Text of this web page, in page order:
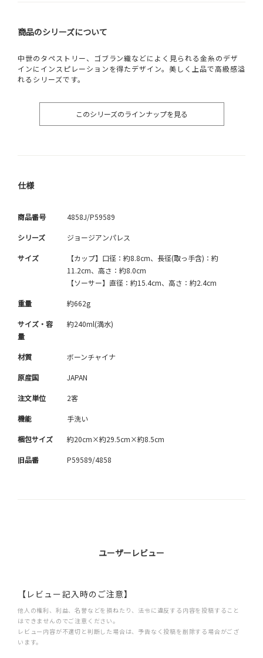
商品のシリーズについて
中世のタペストリー、ゴブラン織などによく見られる金糸のデザ
インにインスピレーションを得たデザイン。美しく上品で高級感溢
れるシリーズです。
このシリーズのラインナップを見る
仕様
商品番号 4858J/P59589
シリーズ ジョージアンパレス
サイズ
【カップ】口径：約8.8cm、長径(取っ手含)：約
11.2cm、高さ：約8.0cm
【ソーサー】直径：約15.4cm、高さ：約2.4cm
重量 約662g
サイズ・容
量
約240ml(満水)
材質 ボーンチャイナ
原産国 JAPAN
注文単位 2客
機能 手洗い
梱包サイズ 約20cm×約29.5cm×約8.5cm
旧品番 P59589/4858
ユーザーレビュー
【レビュー記入時のご注意】
他人の権利、利益、名誉などを損ねたり、法令に違反する内容を投稿すること
はできませんのでご注意ください。
レビュー内容が不適切と判断した場合は、予告なく投稿を削除する場合がござ
います。